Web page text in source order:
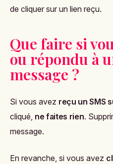
de cliquer sur un lien reçu.
Que faire si
ou répondu à
message ?
Si vous avez reçu un SMS
cliqué, ne faites rien.
message.
En revanche, si vous avez